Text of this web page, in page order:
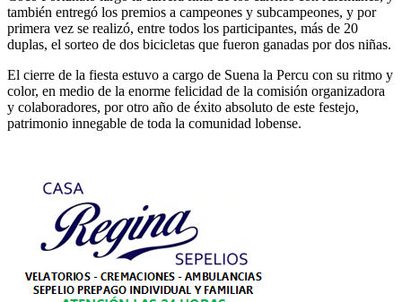
también entregó los premios a campeones y subcampeones, y por
primera vez se realizó, entre todos los participantes, más de 20
duplas, el sorteo de dos bicicletas que fueron ganadas por dos niñas.
El cierre de la fiesta estuvo a cargo de Suena la Percu con su ritmo y
color, en medio de la enorme felicidad de la comisión organizadora
y colaboradores, por otro año de éxito absoluto de este festejo,
patrimonio innegable de toda la comunidad lobense.